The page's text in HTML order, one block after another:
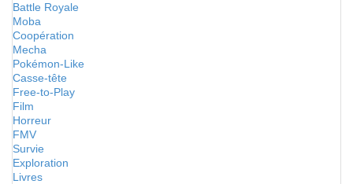
Battle Royale
Moba
Coopération
Mecha
Pokémon-Like
Casse-tête
Free-to-Play
Film
Horreur
FMV
Survie
Exploration
Livres